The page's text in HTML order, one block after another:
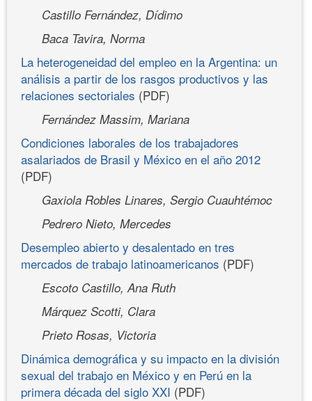
Castillo Fernández, Dídimo
Baca Tavira, Norma
La heterogeneidad del empleo en la Argentina: un
análisis a partir de los rasgos productivos y las
relaciones sectoriales (PDF)
Fernández Massim, Mariana
Condiciones laborales de los trabajadores
asalariados de Brasil y México en el año 2012
(PDF)
Gaxiola Robles Linares, Sergio Cuauhtémoc
Pedrero Nieto, Mercedes
Desempleo abierto y desalentado en tres
mercados de trabajo latinoamericanos (PDF)
Escoto Castillo, Ana Ruth
Márquez Scotti, Clara
Prieto Rosas, Victoria
Dinámica demográfica y su impacto en la división
sexual del trabajo en México y en Perú en la
primera década del siglo XXI (PDF)